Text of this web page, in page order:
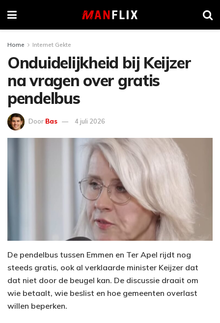
Home Internet Gekte
Onduidelijkheid bij Keijzer
na vragen over gratis
pendelbus
Door Bas 4 juli 2026
De pendelbus tussen Emmen en Ter Apel rijdt nog
steeds gratis, ook al verklaarde minister Keijzer dat
dat niet door de beugel kan. De discussie draait om
wie betaalt, wie beslist en hoe gemeenten overlast
willen beperken.